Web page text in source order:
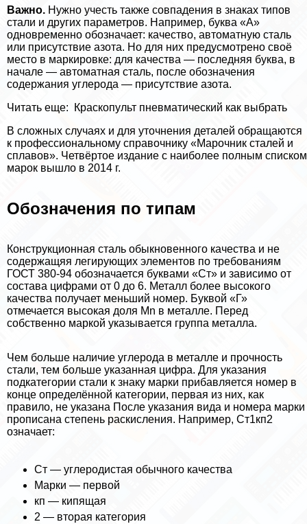
Важно. Нужно учесть также совпадения в знаках типов
стали и других параметров. Например, буква «А»
одновременно обозначает: качество, автоматную сталь
или присутствие азота. Но для них предусмотрено своё
место в маркировке: для качества — последняя буква, в
начале — автоматная сталь, после обозначения
содержания углерода — присутствие азота.
Читать еще:
Краскопульт пневматический как выбрать
В сложных случаях и для уточнения деталей обращаются
к профессиональному справочнику «Марочник сталей и
сплавов». Четвёртое издание с наиболее полным списком
марок вышло в 2014 г.
Обозначения по типам
Конструкционная сталь обыкновенного качества и не
содержащяя легирующих элементов по требованиям
ГОСТ 380-94 обозначается буквами «Ст» и зависимо от
состава цифрами от 0 до 6. Металл более высокого
качества получает меньший номер. Буквой «Г»
отмечается высокая доля Mn в металле. Перед
собственно маркой указывается группа металла.
Чем больше наличие углерода в металле и прочность
стали, тем больше указанная цифра. Для указания
подкатегории стали к знаку марки прибавляется номер в
конце определённой категории, первая из них, как
правило, не указана После указания вида и номера марки
прописана степень раскисления. Например, Ст1кп2
означает:
Ст — углеродистая обычного качества
Марки — первой
кп — кипящая
2 — вторая категория